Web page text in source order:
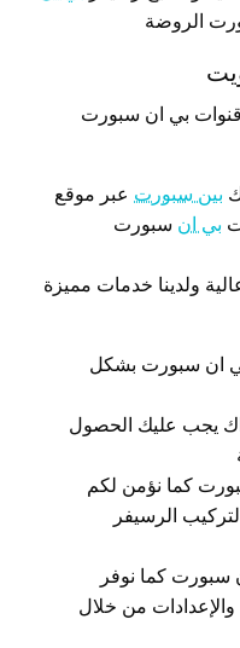
الروضة
بي ان سبورت
بين سبورت عبر موقع
بي ان سبورت
ولدينا خدمات مميزة
ان سبورت بشكل
يجب عليك الحصول
كما نؤمن لكم
الرسيفر
سبورت كما نوفر
من خلال